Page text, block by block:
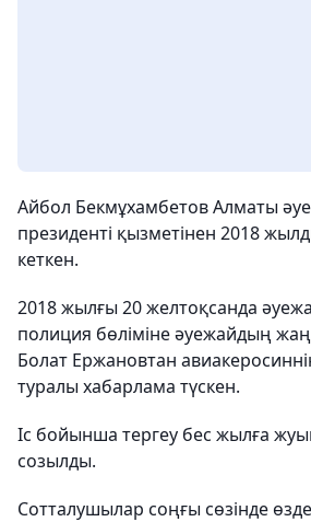
Айбол Бекмұхамбетов Алматы
президенті қызметінен 2018
кеткен.
2018 жылғы 20 желтоқсанда
полиция бөліміне әуежайдың
Болат Ержановтан
туралы хабарлама түскен.
Іс бойынша тергеу бес жылға
созылды.
Сотталушылар соңғы сөзінде